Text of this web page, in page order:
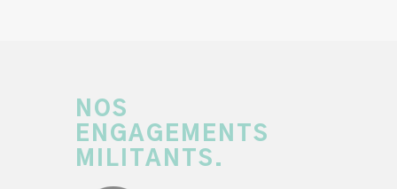
NOS
ENGAGEMENTS
MILITANTS.